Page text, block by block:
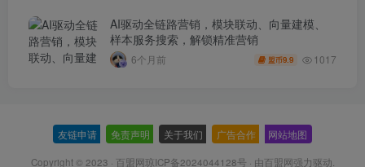
AI驱动全链路营销，模块联动、向量建模、
样本服务搜索，解锁精准营销
6个月前 盟币9.9 1017
友链申请 免责声明 关于我们 广告合作 网站地图
Copyright © 2023 · 百盟网琼ICP备2024044128号 · 由百盟网强力驱动.